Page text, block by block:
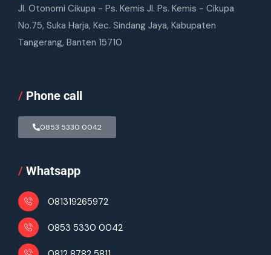
Jl. Otonomi Cikupa - Ps. Kemis Jl. Ps. Kemis - Cikupa
No.75, Suka Harja, Kec. Sindang Jaya, Kabupaten
Tangerang, Banten 15710
/ Phone call
0853 5330 0042
/ Whatsapp
081319265972
0853 5330 0042